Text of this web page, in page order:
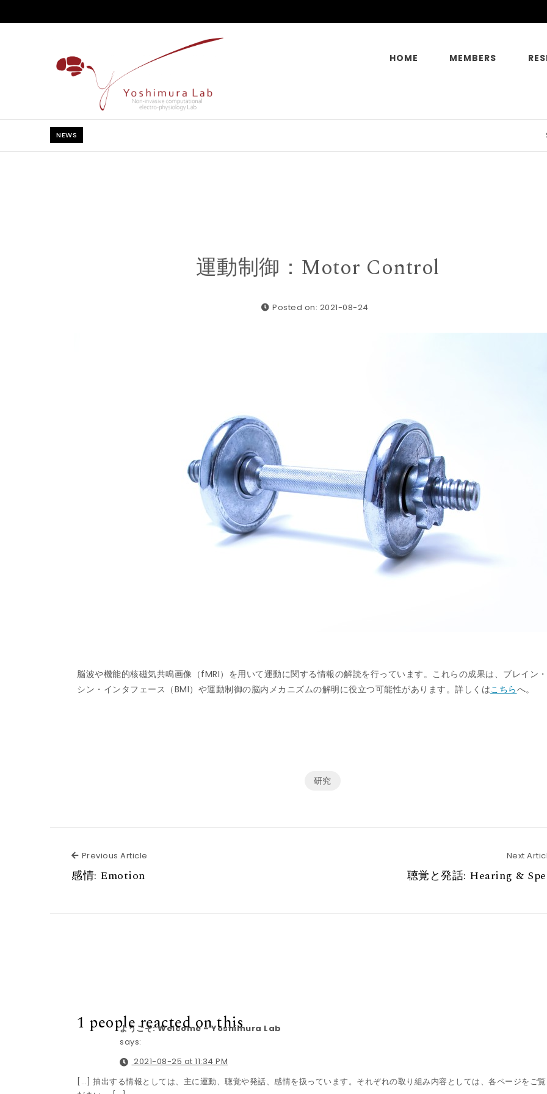
Yoshimura Lab
HOME MEMBERS
NEWS
運動制御：Motor Control
Posted on: 2021-08-24
脳波や機能的核磁気共鳴画像（fMRI）を用いて運動に関する情報の解読を行っています。これらの成果は、ブレイン
シン・インタフェース（BMI）や運動制御の脳内メカニズムの解明に役立つ可能性があります。詳しくはこちらへ。
研究
Previous Article
感情: Emotion
Next
聴覚と発話: Hearing &
1 people reacted on this
ようこそ: Welcome – Yoshimura Lab
says:
2021-08-25 at 11:34 PM
[…] 抽出する情報としては、主に運動、聴覚や発話、感情を扱っています。それぞれの取り組み内容としては、各ページをご